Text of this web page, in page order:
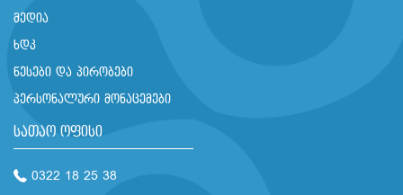
მედია
ხდკ
წესები და პირობები
პერსონალური მონაცემები
სათაო ოფისი
0322 18 25 38